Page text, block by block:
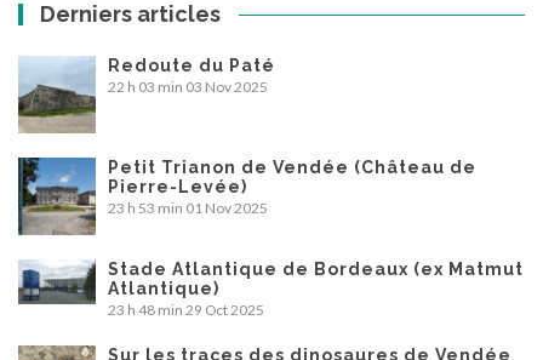
Derniers articles
Redoute du Paté
22 h 03 min 03 Nov 2025
Petit Trianon de Vendée (Château de
Pierre-Levée)
23 h 53 min 01 Nov 2025
Stade Atlantique de Bordeaux (ex Matmut
Atlantique)
23 h 48 min 29 Oct 2025
Sur les traces des dinosaures de Vendée